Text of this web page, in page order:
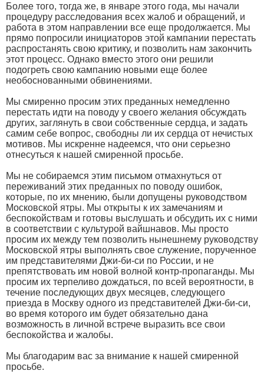
Более того, тогда же, в январе этого года, мы начали
процедуру расследования всех жалоб и обращений, и
работа в этом направлении все еще продолжается. Мы
прямо попросили инициаторов этой кампании перестать
распростанять свою критику, и позволить нам закончить
этот процесс. Однако вместо этого они решили
подогреть свою кампанию новыми еще более
необоснованными обвинениями.
Мы смиренно просим этих преданных немедленно
перестать идти на поводу у своего желания обсуждать
других, заглянуть в свои собственные сердца, и задать
самим себе вопрос, свободны ли их сердца от нечистых
мотивов. Мы искренне надеемся, что они серьезно
отнесуться к нашей смиренной просьбе.
Мы не собираемся этим письмом отмахнуться от
переживаний этих преданных по поводу ошибок,
которые, по их мнению, были допущены руководством
Московской ятры. Мы открыты к их замечаниям и
беспокойствам и готовы выслушать и обсудить их с ними
в соответствии с культурой вайшнавов. Мы просто
просим их между тем позволить нынешнему руководству
Московской ятры выполнять свое служение, порученное
им представителями Джи-би-си по России, и не
препятствовать им новой волной контр-пропаганды. Мы
просим их терпеливо дождаться, по всей вероятности, в
течение последующих двух месяцев, следующего
приезда в Москву одного из представителей Джи-би-си,
во время которого им будет обязательно дана
возможность в личной встрече выразить все свои
беспокойства и жалобы.
Мы благодарим вас за внимание к нашей смиренной
просьбе.